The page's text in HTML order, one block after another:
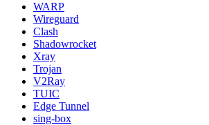
WARP
Wireguard
Clash
Shadowrocket
Xray
Trojan
V2Ray
TUIC
Edge Tunnel
sing-box